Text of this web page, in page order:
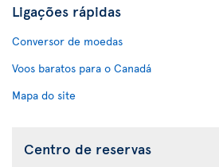
Ligações rápidas
Conversor de moedas
Voos baratos para o Canadá
Mapa do site
Centro de reservas